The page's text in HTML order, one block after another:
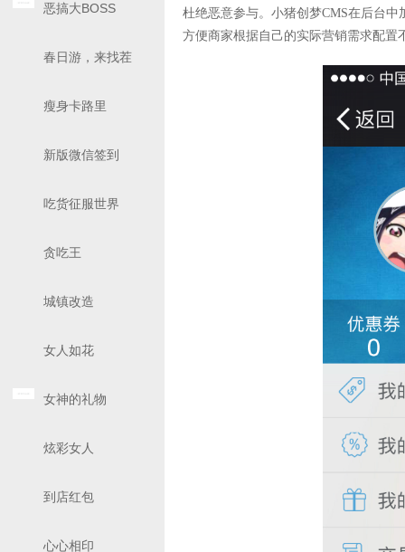
恶搞大BOSS
春日游，来找茬
瘦身卡路里
新版微信签到
吃货征服世界
贪吃王
城镇改造
女人如花
女神的礼物
炫彩女人
到店红包
心心相印
杜绝恶意参与。小猪创梦CMS在后台
方便商家根据自己的实际营销需求配置